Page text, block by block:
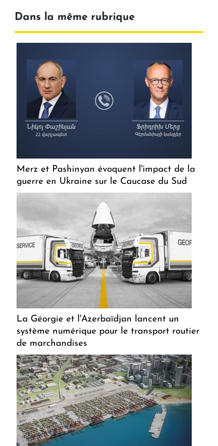
Dans la même rubrique
Merz et Pashinyan évoquent l'impact de la
guerre en Ukraine sur le Caucase du Sud
La Géorgie et l'Azerbaïdjan lancent un
système numérique pour le transport routier
de marchandises